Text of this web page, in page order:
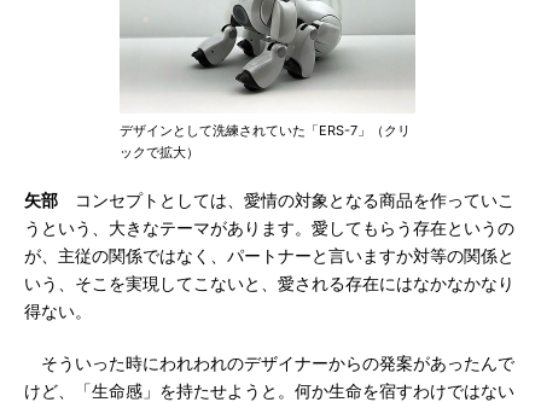
デザインとして洗練されていた「ERS-7」（クリ
ックで拡大）
矢部 コンセプトとしては、愛情の対象となる商品を作っていこ
うという、大きなテーマがあります。愛してもらう存在というの
が、主従の関係ではなく、パートナーと言いますか対等の関係と
いう、そこを実現してこないと、愛される存在にはなかなかなり
得ない。
そういった時にわれわれのデザイナーからの発案があったんで
けど、「生命感」を持たせようと。何か生命を宿すわけではない